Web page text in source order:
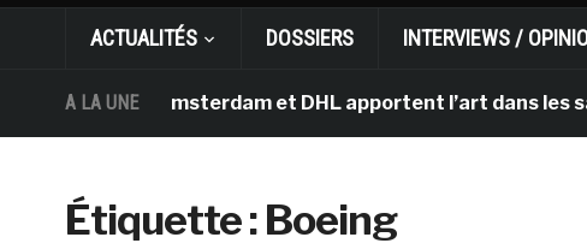
ACTUALITÉS DOSSIERS INTERVIEWS /
A LA UNE
Gogh d’Amsterdam et DHL apportent l’art dans les
Étiquette :Boeing